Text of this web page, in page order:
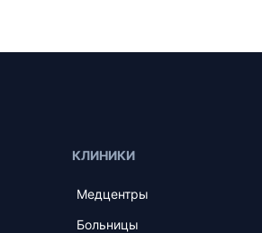
КЛИНИКИ
Медцентры
Больницы